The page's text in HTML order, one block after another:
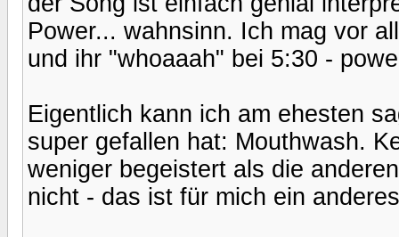
Power... wahnsinn. Ich mag vor
und ihr "whoaaah" bei 5:30 -
Eigentlich kann ich am ehesten
super gefallen hat: Mouthwash.
weniger begeistert als die
nicht - das ist für mich ein